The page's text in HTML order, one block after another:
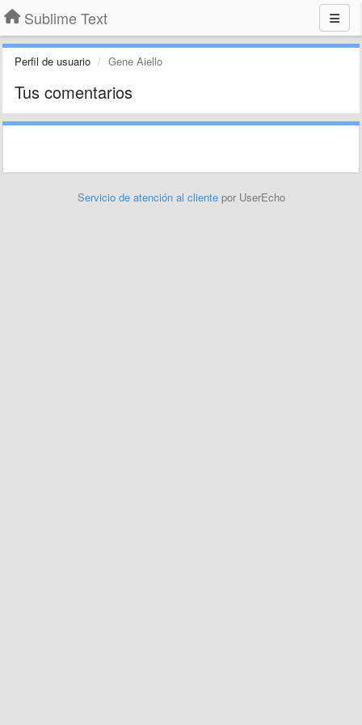
Sublime Text
Perfil de usuario Gene Aiello
Tus comentarios
Servicio de atención al cliente por UserEcho